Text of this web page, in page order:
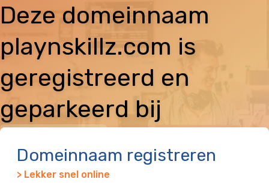
Deze domeinnaam
playnskillz.com is
geregistreerd en
geparkeerd bij
Domeinnaam registreren
> Lekker snel online